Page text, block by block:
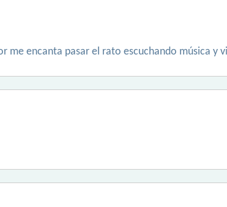
me encanta pasar el rato escuchando música y